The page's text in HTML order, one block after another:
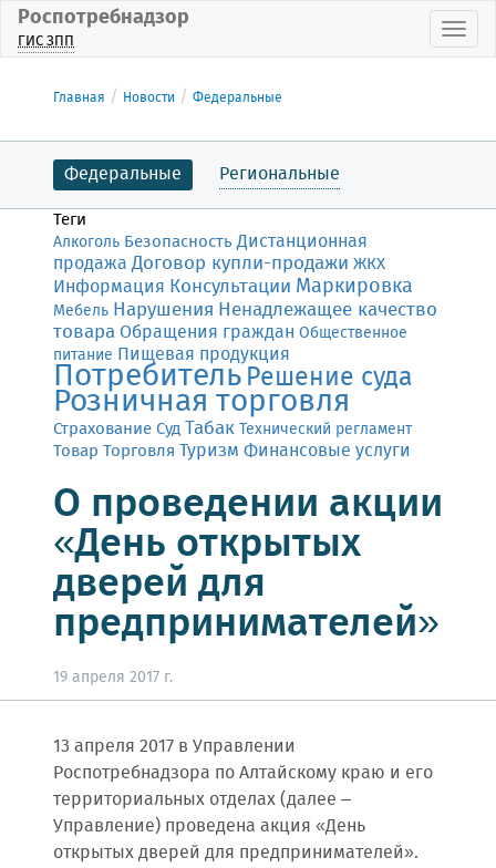
Роспотребнадзор
ГИС ЗПП
Главная Новости Федеральные
Федеральные Региональные
Теги
Алкоголь БезопасностьДистанционная
продажа Договор купли-продажи ЖКХ
Информация Консультации Маркировка
Мебель Нарушения Ненадлежащее качество
товара Обращения граждан Общественное
питание Пищевая продукция
ПотребительРешение суда
Розничная торговля
СтрахованиеСудТабакТехнический регламент
Товар Торговля Туризм Финансовые услуги
О проведении акции
«День открытых
дверей для
предпринимателей»
19 апреля 2017 г.
13 апреля 2017 в Управлении
Роспотребнадзора по Алтайскому краю и его
территориальных отделах (далее –
Управление) проведена акция «День
открытых дверей для предпринимателей».